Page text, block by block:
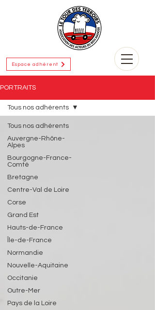
Espace adhérent
PORTRAITS
Tous nos adhérents
Auvergne-Rhône-
Alpes
Bourgogne-France-
Comté
Bretagne
Centre-Val de Loire
Corse
Grand Est
Hauts-de-France
Île-de-France
Normandie
Nouvelle-Aquitaine
Occitanie
Outre-Mer
Pays de la Loire
Tous nos adhérents